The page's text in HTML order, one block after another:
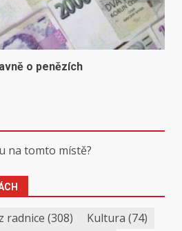
o penězích
na tomto místě?
radnice (308) Kultura (74)